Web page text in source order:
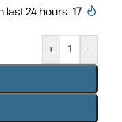
17
last 24 hours
-
+